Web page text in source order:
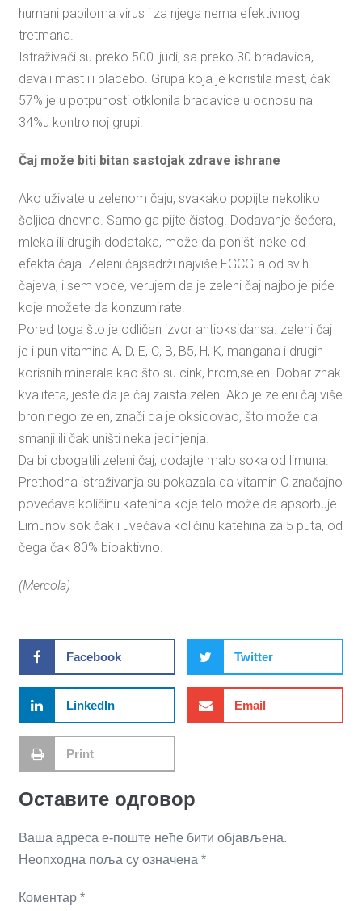
humani papiloma virus i za njega nema efektivnog
tretmana.
Istraživači su preko 500 ljudi, sa preko 30 bradavica,
davali mast ili placebo. Grupa koja je koristila mast, čak
57% je u potpunosti otklonila bradavice u odnosu na
34%u kontrolnoj grupi.
Čaj može biti bitan sastojak zdrave ishrane
Ako uživate u zelenom čaju, svakako popijte nekoliko
šoljica dnevno. Samo ga pijte čistog. Dodavanje šećera,
mleka ili drugih dodataka, može da poništi neke od
efekta čaja. Zeleni čajsadrži najviše EGCG-a od svih
čajeva, i sem vode, verujem da je zeleni čaj najbolje piće
koje možete da konzumirate.
Pored toga što je odličan izvor antioksidansa. zeleni čaj
je i pun vitamina A, D, E, C, B, B5, H, K, mangana i drugih
korisnih minerala kao što su cink, hrom,selen. Dobar znak
kvaliteta, jeste da je čaj zaista zelen. Ako je zeleni čaj više
bron nego zelen, znači da je oksidovao, što može da
smanji ili čak uništi neka jedinjenja.
Da bi obogatili zeleni čaj, dodajte malo soka od limuna.
Prethodna istraživanja su pokazala da vitamin C značajno
povećava količinu katehina koje telo može da apsorbuje.
Limunov sok čak i uvećava količinu katehina za 5 puta, od
čega čak 80% bioaktivno.
(Mercola)
Facebook Twitter
LinkedIn Email
Print
Оставите одговор
Ваша адреса е-поште неће бити објављена.
Неопходна поља су означена*
Коментар*